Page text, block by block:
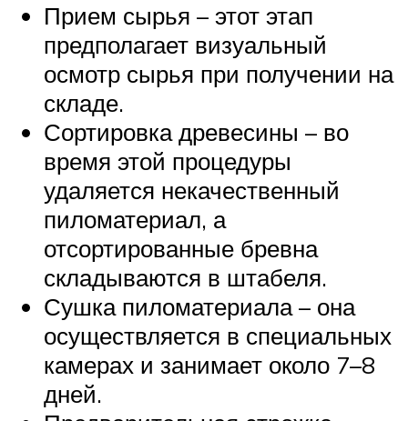
Прием сырья – этот этап
предполагает визуальный
осмотр сырья при получении на
складе.
Сортировка древесины – во
время этой процедуры
удаляется некачественный
пиломатериал, а
отсортированные бревна
складываются в штабеля.
Сушка пиломатериала – она
осуществляется в специальных
камерах и занимает около 7–8
дней.